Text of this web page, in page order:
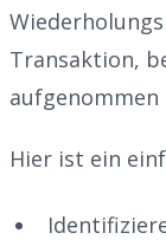
Transaktion,
aufgenommen
Hier ist ein